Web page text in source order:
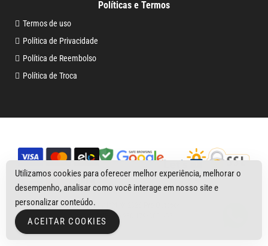
Políticas e Termos
Termos de uso
Política de Privacidade
Política de Reembolso
Política de Troca
Copyright © 2026
CNPJ 29.230.179/0001-55
Utilizamos cookies para oferecer melhor experiência, melhorar o
desempenho, analisar como você interage em nosso site e
personalizar conteúdo.
ACEITAR COOKIES